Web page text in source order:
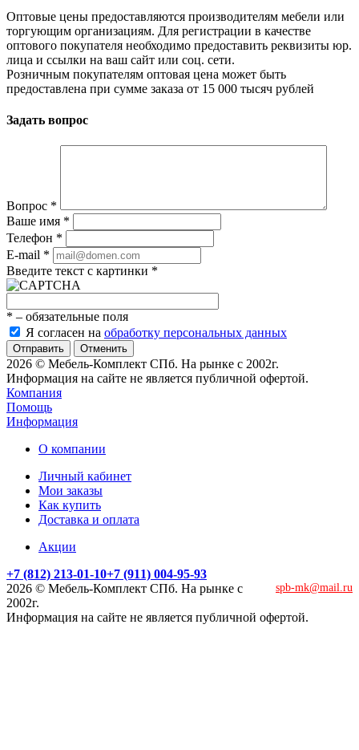
Оптовые цены предоставляются производителям мебели или
торгующим организациям. Для регистрации в качестве
оптового покупателя необходимо предоставить реквизиты юр.
лица и ссылки на ваш сайт или соц. сети.
Розничным покупателям оптовая цена может быть
предоставлена при сумме заказа от 15 000 тысяч рублей
Задать вопрос
Вопрос *
Ваше имя *
Телефон *
E-mail *
Введите текст с картинки *
* – обязательные поля
Я согласен на обработку персональных данных
Отменить
2026 © Мебель-Комплект СПб. На рынке с 2002г.
Информация на сайте не является публичной офертой.
Компания
Помощь
Информация
О компании
Личный кабинет
Мои заказы
Как купить
Доставка и оплата
Акции
+7 (812) 213-01-10+7 (911) 004-95-93
spb-mk@mail.ru
2026 © Мебель-Комплект СПб. На рынке с
2002г.
Информация на сайте не является публичной офертой.